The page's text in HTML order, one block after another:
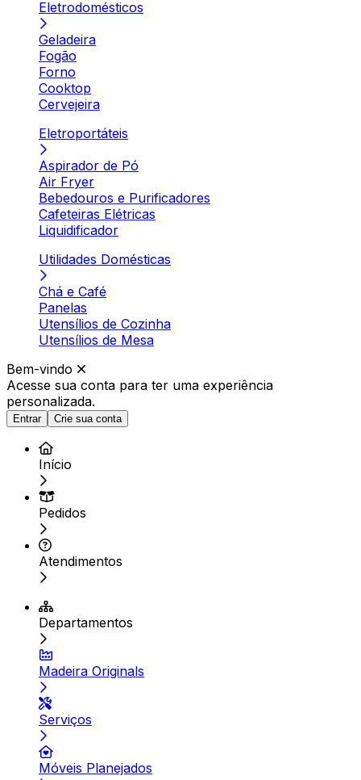
Eletrodomésticos
Geladeira
Fogão
Forno
Cooktop
Cervejeira
Eletroportáteis
Aspirador de Pó
Air Fryer
Bebedouros e Purificadores
Cafeteiras Elétricas
Liquidificador
Utilidades Domésticas
Chá e Café
Panelas
Utensílios de Cozinha
Utensílios de Mesa
Bem-vindo
Acesse sua conta para ter uma experiência
personalizada.
Entrar Crie sua conta
Início
Pedidos
Atendimentos
Departamentos
Madeira Originals
Serviços
Móveis Planejados